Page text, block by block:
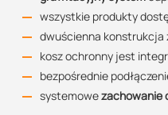
wszystkie produkty
dwuścienna konstrukcja
kosz ochronny jest
bezpośrednie
systemowezachowanie
estetyczne i praktyczne
kupując ten produkt w
balkon
dach
Średnica:
DN 70
DN 100
Wymiary
83.03 KB
Rysunek
84 KB